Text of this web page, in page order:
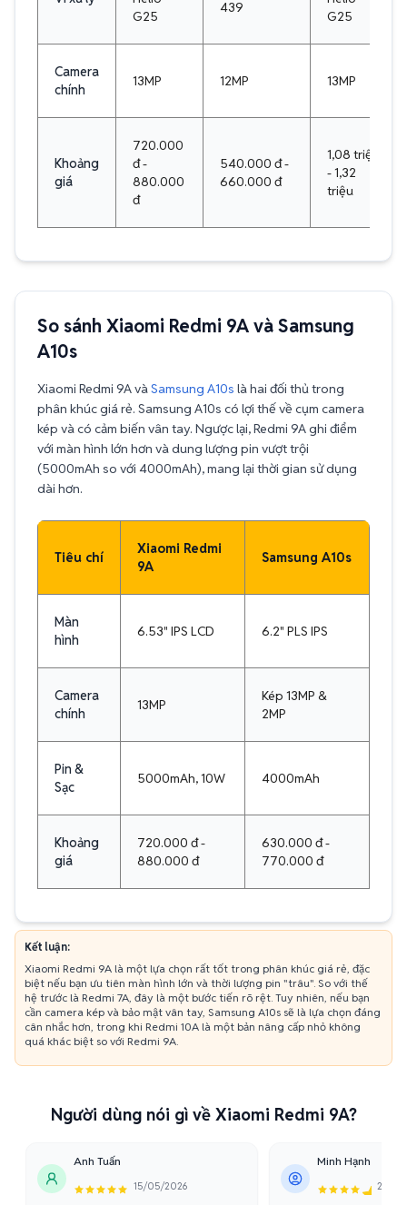
G25
439
G25
Camera
chính
13MP 12MP 13MP
Khoảng
giá
720.000
đ -
880.000
đ
540.000 đ -
660.000 đ
1,08 triệu
- 1,32
triệu
So sánh Xiaomi Redmi 9A và Samsung
A10s
Xiaomi Redmi 9A vàSamsung A10s là hai đối thủ trong
phân khúc giá rẻ. Samsung A10s có lợi thế về cụm camera
kép và có cảm biến vân tay. Ngược lại, Redmi 9A ghi điểm
với màn hình lớn hơn và dung lượng pin vượt trội
(5000mAh so với 4000mAh), mang lại thời gian sử dụng
dài hơn.
Tiêu chí
Xiaomi Redmi
9A
Samsung A10s
Màn
hình
6.53" IPS LCD 6.2" PLS IPS
Camera
chính
13MP
Kép 13MP &
2MP
Pin &
Sạc
5000mAh, 10W 4000mAh
Khoảng
giá
720.000 đ -
880.000 đ
630.000 đ -
770.000 đ
Kết luận:
Xiaomi Redmi 9A là một lựa chọn rất tốt trong phân khúc giá rẻ, đặc
biệt nếu bạn ưu tiên màn hình lớn và thời lượng pin "trâu". So với thế
hệ trước là Redmi 7A, đây là một bước tiến rõ rệt. Tuy nhiên, nếu bạn
cần camera kép và bảo mật vân tay, Samsung A10s sẽ là lựa chọn đáng
cân nhắc hơn, trong khi Redmi 10A là một bản nâng cấp nhỏ không
quá khác biệt so với Redmi 9A.
Người dùng nói gì về Xiaomi Redmi 9A?
Anh Tuấn
15/05/2026
Minh Hạnh
28/